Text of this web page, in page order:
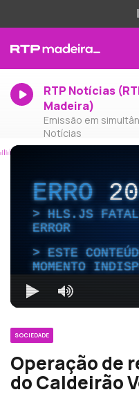
RTP Notícias
Madeira)
Emissão em
Notícias
ERRO
HLS.JS FATAL
ERROR
ESTE
MOMENTO
SOCIEDADE
Operação de
do Caldeirão